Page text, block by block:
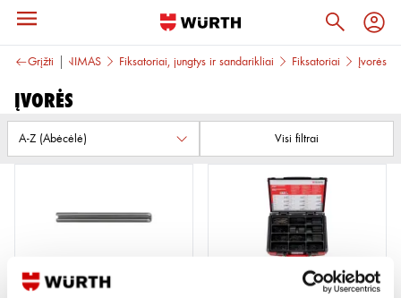
Grįžti
TVIRTINIMAS Fiksatoriai, jungtys ir sandarikliai Fiksatoriai Įvorės
Įvorės
Visi filtrai
SPYRUOKLINĖS ĮVORĖS
SPYRUOKLINIŲ ĮVORIŲ RINKINYS